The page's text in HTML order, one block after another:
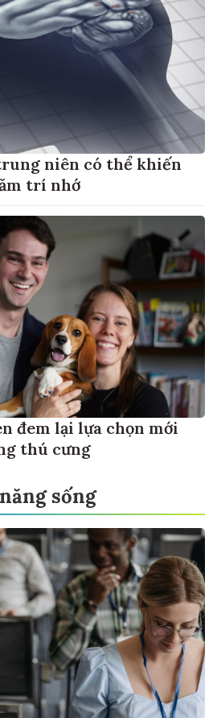
niên có thể khiến
trí nhớ
đem lại lựa chọn mới
thú cưng
sống